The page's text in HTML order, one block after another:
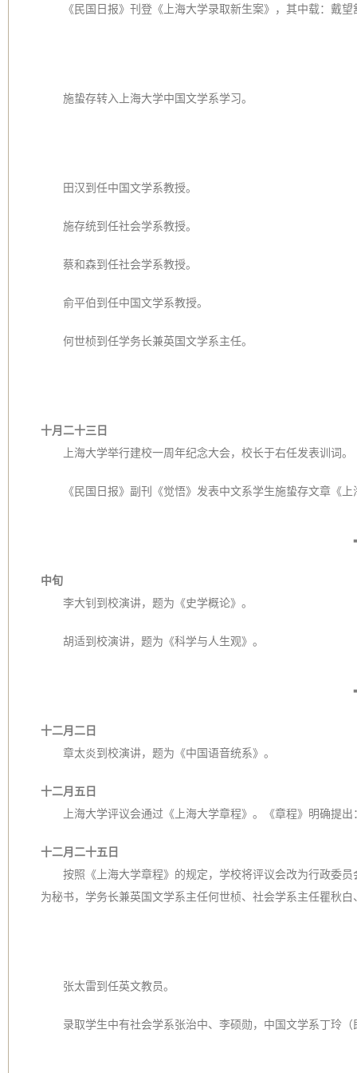
《民国日报》刊登《上海大学录取新生案》，其中载：戴
施蛰存转入上海大学中国文学系学习。
田汉到任中国文学系教授。
施存统到任社会学系教授。
蔡和森到任社会学系教授。
俞平伯到任中国文学系教授。
何世桢到任学务长兼英国文学系主任。
十月二十三日
上海大学举行建校一周年纪念大会，校长于右任发表训词。
《民国日报》副刊《觉悟》发表中文系学生施蛰存文章《
中旬
李大钊到校演讲，题为《史学概论》。
胡适到校演讲，题为《科学与人生观》。
十二月二日
章太炎到校演讲，题为《中国语音统系》。
十二月五日
上海大学评议会通过《上海大学章程》。《章程》明确提
十二月二十五日
按照《上海大学章程》的规定，学校将评议会改为行政委
为秘书，学务长兼英国文学系主任何世桢、社会学系主任瞿秋
张太雷到任英文教员。
录取学生中有社会学系张治中、李硕勋，中国文学系丁玲（